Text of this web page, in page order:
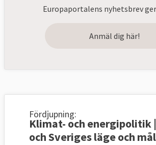
Europaportalens nyhetsbrev
Anmäl dig här!
Fördjupning:
Klimat- och energipolitik
och Sveriges läge och mål